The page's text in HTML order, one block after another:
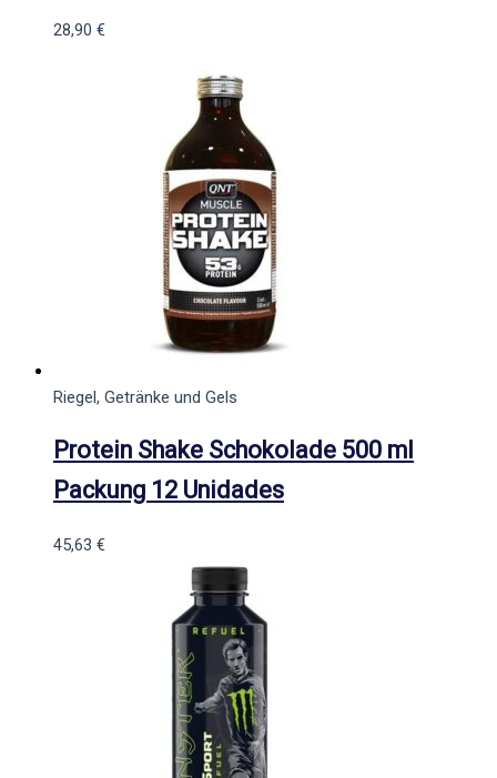
28,90 €
Riegel, Getränke und Gels
Protein Shake Schokolade 500 ml
Packung 12 Unidades
45,63 €